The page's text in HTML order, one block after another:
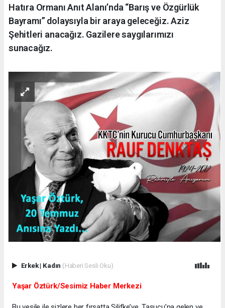
Hatıra Ormanı Anıt Alanı’nda “Barış ve Özgürlük
Bayramı” dolaysıyla bir araya geleceğiz. Aziz
Şehitleri anacağız. Gazilere saygılarımızı
sunacağız.
Erkek| Kadın (Haberi Sesli Oku)
Yaşar Öztürk/Sesimiz Haber Merkezi